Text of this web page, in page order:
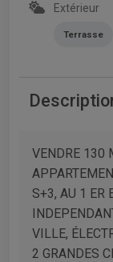
Extérieur
Terrasse
VENDRE 130
S+3, AU 1 ER
VILLE,
2 GRANDES